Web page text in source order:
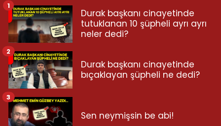
Durak başkanı cinayetinde
tutuklanan 10 şüpheli ayrı ayrı
neler dedi?
1
Durak başkanı cinayetinde
bıçaklayan şüpheli ne dedi?
2
Sen neymişsin be abi!
3